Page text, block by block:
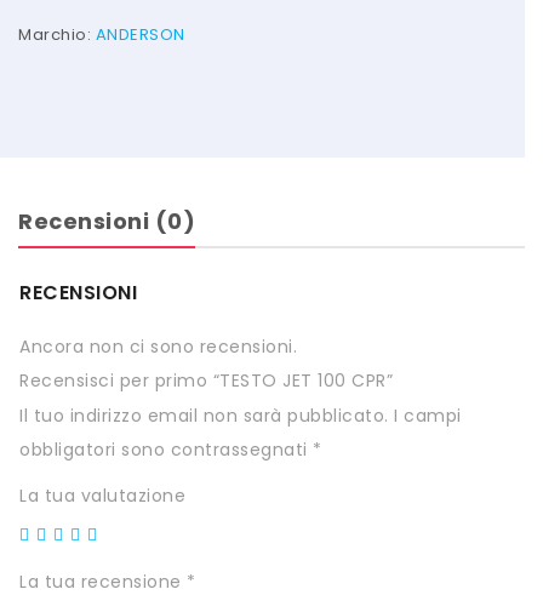
KEFORMA
NATIVA INTEGRATORI
NATURAL POINT
PRO NUTRITION
PROLABS
RI.MA BENESSERE
Marchio: ANDERSON
Recensioni (0)
RECENSIONI
Ancora non ci sono recensioni.
Recensisci per primo “TESTO JET 100 CPR”
Il tuo indirizzo email non sarà pubblicato. I campi
obbligatori sono contrassegnati *
La tua valutazione
La tua recensione *